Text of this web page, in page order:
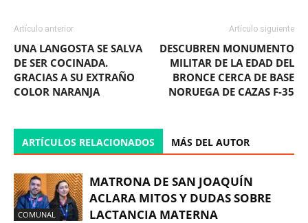
Artículo anterior
UNA LANGOSTA SE SALVA
DE SER COCINADA.
GRACIAS A SU EXTRAÑO
COLOR NARANJA
Artículo siguiente
DESCUBREN MONUMENTO
MILITAR DE LA EDAD DEL
BRONCE CERCA DE BASE
NORUEGA DE CAZAS F-35
ARTÍCULOS RELACIONADOS MÁS DEL AUTOR
COMUNAL
MATRONA DE SAN JOAQUÍN
ACLARA MITOS Y DUDAS SOBRE
LACTANCIA MATERNA